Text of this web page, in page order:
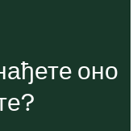
оно